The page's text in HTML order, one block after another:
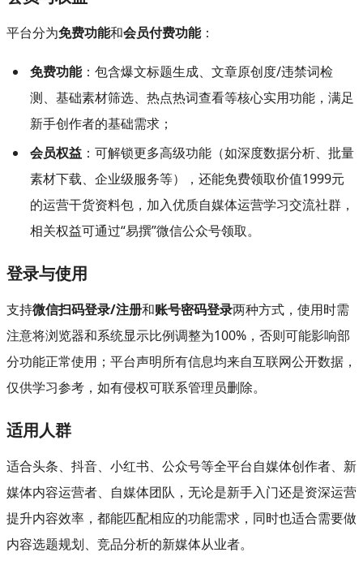
平台分为免费功能和会员付费功能：
免费功能：包含爆文标题生成、文章原创度/违禁词检
测、基础素材筛选、热点热词查看等核心实用功能，满足
新手创作者的基础需求；
会员权益：可解锁更多高级功能（如深度数据分析、批量
素材下载、企业级服务等），还能免费领取价值1999元
的运营干货资料包，加入优质自媒体运营学习交流社群，
相关权益可通过“易撰”微信公众号领取。
登录与使用
支持微信扫码登录/注册和账号密码登录两种方式，使用时需
注意将浏览器和系统显示比例调整为100%，否则可能影响部
分功能正常使用；平台声明所有信息均来自互联网公开数据，
仅供学习参考，如有侵权可联系管理员删除。
适用人群
适合头条、抖音、小红书、公众号等全平台自媒体创作者、新
媒体内容运营者、自媒体团队，无论是新手入门还是资深运营
提升内容效率，都能匹配相应的功能需求，同时也适合需要做
内容选题规划、竞品分析的新媒体从业者。